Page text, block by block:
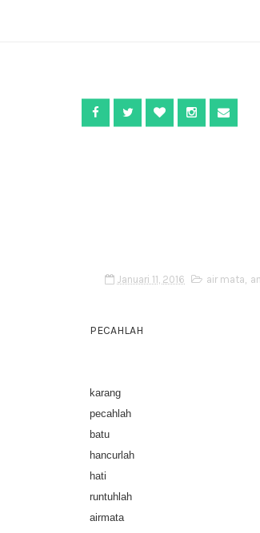
Januari 11, 2016 air mata,
PECAHLAH
karang
pecahlah
batu
hancurlah
hati
runtuhlah
airmata